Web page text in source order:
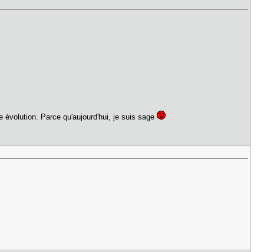
évolution. Parce qu'aujourd'hui, je suis sage